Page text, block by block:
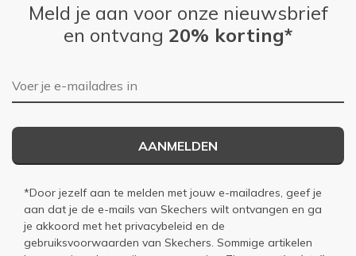
Meld je aan voor onze nieuwsbrief
en ontvang 20% korting*
E-mailadres
AANMELDEN
*Door jezelf aan te melden met jouw e-mailadres, geef je
aan dat je de e-mails van Skechers wilt ontvangen en ga
je akkoord met het privacybeleid en de
gebruiksvoorwaarden van Skechers. Sommige artikelen